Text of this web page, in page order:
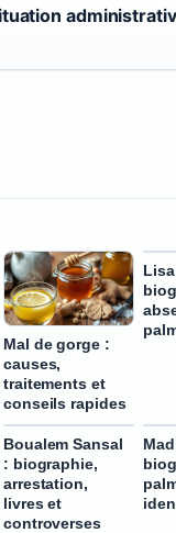
Mal de gorge :
causes,
traitements et
conseils rapides
Boualem Sansal
: biographie,
arrestation,
livres et
controverses